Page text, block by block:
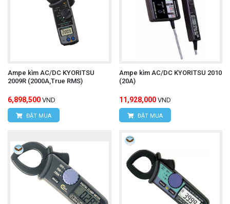
Ampe kìm AC/DC KYORITSU
2009R (2000A,True RMS)
6,898,500 VND
ĐẶT MUA
Ampe kìm AC/DC KYORITSU 2010
(20A)
11,928,000 VND
ĐẶT MUA